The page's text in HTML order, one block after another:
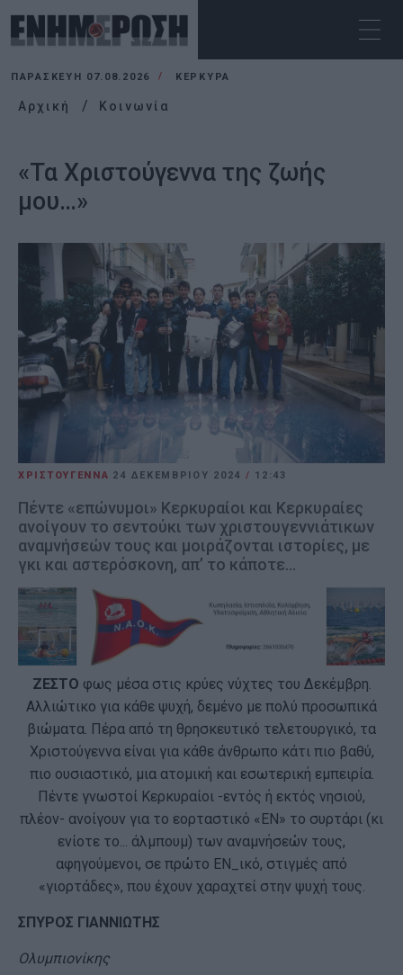
ΠΑΡΑΣΚΕΥΉ 07.08.2026 ΚΕΡΚΥΡΑ
Αρχική Κοινωνία
«Τα Χριστούγεννα της ζωής
μου…»
ΧΡΙΣΤΟΥΓΕΝΝΑ 24 ΔΕΚΕΜΒΡΊΟΥ 2024 / 12:43
Πέντε «επώνυμοι» Κερκυραίοι και Κερκυραίες
ανοίγουν το σεντούκι των χριστουγεννιάτικων
αναμνήσεών τους και μοιράζονται ιστορίες, με
γκι και αστερόσκονη, απ’ το κάποτε...
ΖΕΣΤΟ φως μέσα στις κρύες νύχτες του Δεκέμβρη.
Αλλιώτικο για κάθε ψυχή, δεμένο με πολύ προσωπικά
βιώματα. Πέρα από τη θρησκευτικό τελετουργικό, τα
Χριστούγεννα είναι για κάθε άνθρωπο κάτι πιο βαθύ,
πιο ουσιαστικό, μια ατομική και εσωτερική εμπειρία.
Πέντε γνωστοί Κερκυραίοι -εντός ή εκτός νησιού,
πλέον- ανοίγουν για το εορταστικό «ΕΝ» το συρτάρι (κι
ενίοτε το... άλμπουμ) των αναμνήσεών τους,
αφηγούμενοι, σε πρώτο ΕΝ_ικό, στιγμές από
«γιορτάδες», που έχουν χαραχτεί στην ψυχή τους.
ΣΠΥΡΟΣ ΓΙΑΝΝΙΩΤΗΣ
Ολυμπιονίκης